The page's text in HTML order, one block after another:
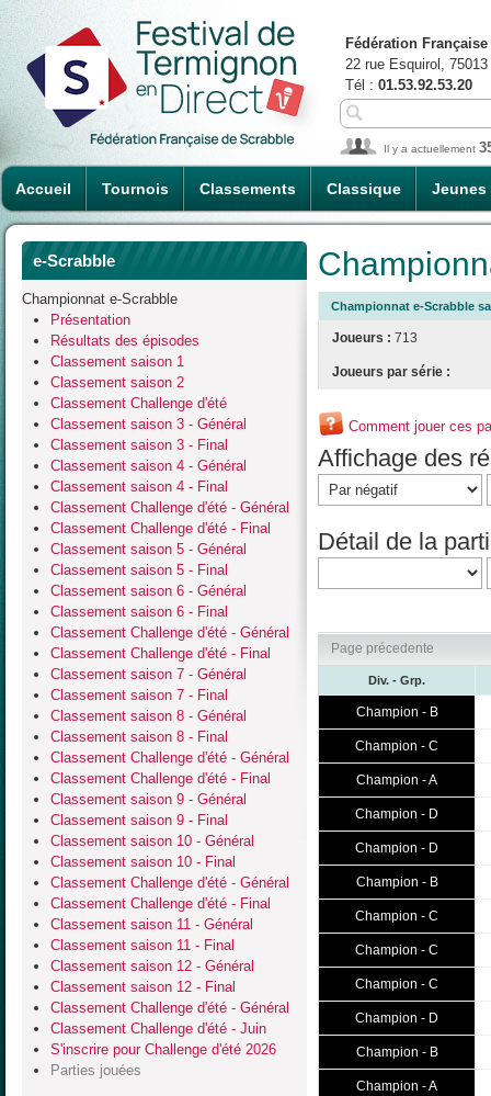
Accueil Tournois Classements Classique Jeunes
Fédération
22 rue Esquirol,
Tél : 01.53.92.53.20
Il y a actuellement
e-Scrabble
Championnat e-Scrabble
Présentation
Résultats des épisodes
Classement saison 1
Classement saison 2
Classement Challenge d'été
Classement saison 3 - Général
Classement saison 3 - Final
Classement saison 4 - Général
Classement saison 4 - Final
Classement Challenge d'été - Général
Classement Challenge d'été - Final
Classement saison 5 - Général
Classement saison 5 - Final
Classement saison 6 - Général
Classement saison 6 - Final
Classement Challenge d'été - Général
Classement Challenge d'été - Final
Classement saison 7 - Général
Classement saison 7 - Final
Classement saison 8 - Général
Classement saison 8 - Final
Classement Challenge d'été - Général
Classement Challenge d'été - Final
Classement saison 9 - Général
Classement saison 9 - Final
Classement saison 10 - Général
Classement saison 10 - Final
Classement Challenge d'été - Général
Classement Challenge d'été - Final
Classement saison 11 - Général
Classement saison 11 - Final
Classement saison 12 - Général
Classement saison 12 - Final
Classement Challenge d'été - Général
Classement Challenge d'été - Juin
S'inscrire pour Challenge d'été 2026
Parties jouées
Championnat e-Scrabble
Joueurs : 713
Joueurs par série :
Comment jouer ces
Affichage des
Détail de la
Page précedente
Div. - Grp.
Champion - B
Champion - C
Champion - A
Champion - D
Champion - D
Champion - B
Champion - C
Champion - C
Champion - C
Champion - D
Champion - B
Champion - A